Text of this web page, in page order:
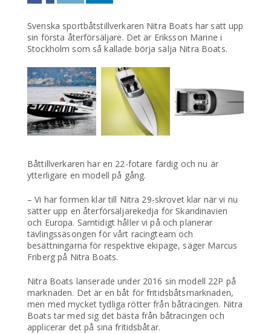
Svenska sportbåtstillverkaren Nitra Boats har satt upp
sin första återförsäljare. Det är Eriksson Marine i
Stockholm som så kallade börja sälja Nitra Boats.
Båttillverkaren har en 22-fotare färdig och nu är
ytterligare en modell på gång.
– Vi har formen klar till Nitra 29-skrovet klar när vi nu
sätter upp en återförsäljarekedja för Skandinavien
och Europa. Samtidigt håller vi på och planerar
tävlingssäsongen för vårt racingteam och
besättningarna för respektive ekipage, säger Marcus
Friberg på Nitra Boats.
Nitra Boats lanserade under 2016 sin modell 22P på
marknaden. Det är en båt för fritidsbåtsmarknaden,
men med mycket tydliga rötter från båtracingen. Nitra
Boats tar med sig det bästa från båtracingen och
applicerar det på sina fritidsbåtar.